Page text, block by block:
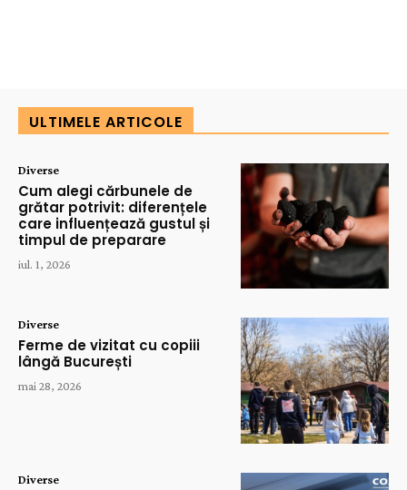
ULTIMELE ARTICOLE
Diverse
Cum alegi cărbunele de
grătar potrivit: diferențele
care influențează gustul și
timpul de preparare
iul. 1, 2026
Diverse
Ferme de vizitat cu copiii
lângă București
mai 28, 2026
Diverse